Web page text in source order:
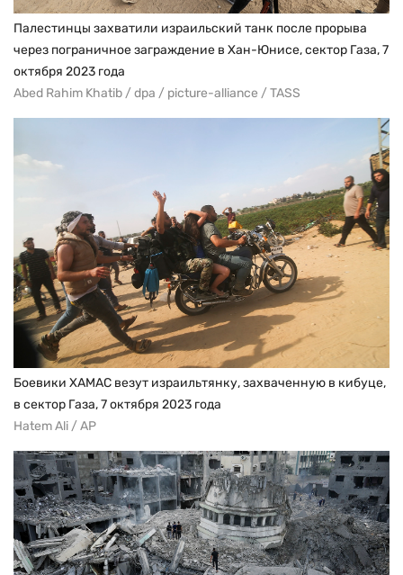
Палестинцы захватили израильский танк после прорыва
через пограничное заграждение в Хан-Юнисе, сектор Газа, 7
октября 2023 года
Abed Rahim Khatib / dpa / picture-alliance / TASS
Боевики ХАМАС везут израильтянку, захваченную в кибуце,
в сектор Газа, 7 октября 2023 года
Hatem Ali / AP